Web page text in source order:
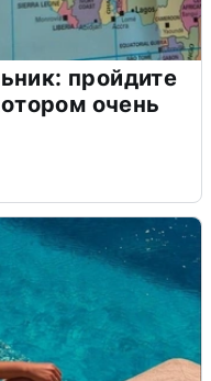
пройдите
очень